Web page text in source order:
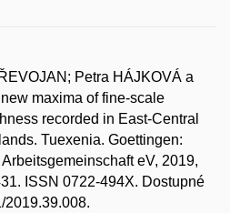
Petra HÁJKOVÁ a
maxima of fine-scale
recorded in East-Central
Tuexenia. Goettingen:
eV, 2019,
ISSN 0722-494X. Dostupné
2019.39.008.